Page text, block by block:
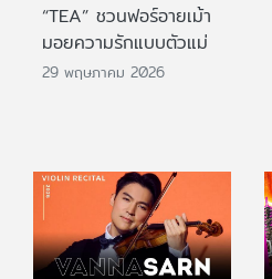
“TEA” ชวนฟอร์อายเม้า
มอยความรักแบบตัวแม่
29 พฤษภาคม 2026